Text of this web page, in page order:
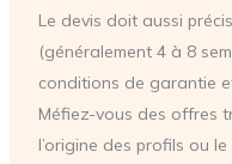
Le devis doit aussi
(généralement 4 à 8
conditions de garantie
Méfiez-vous des offres
l’origine des profils ou